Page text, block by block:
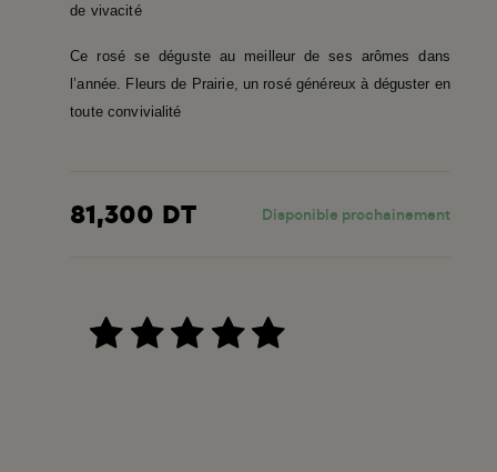
de vivacité
Ce rosé se déguste au meilleur de ses arômes dans
l’année. Fleurs de Prairie, un rosé généreux à déguster en
toute convivialité
81,300 DT Disponible prochainement